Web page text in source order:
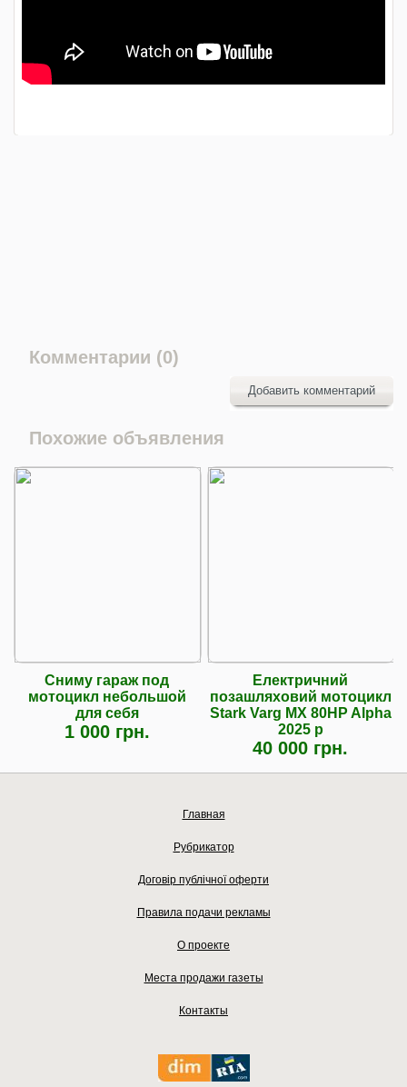
Комментарии (0)
Добавить комментарий
Похожие объявления
Сниму гараж под
мотоцикл небольшой
для себя
1 000 грн.
Електричний
позашляховий мотоцикл
Stark Varg MX 80HP Alpha
2025 р
40 000 грн.
Главная
Рубрикатор
Договір публічної оферти
Правила подачи рекламы
О проекте
Места продажи газеты
Контакты